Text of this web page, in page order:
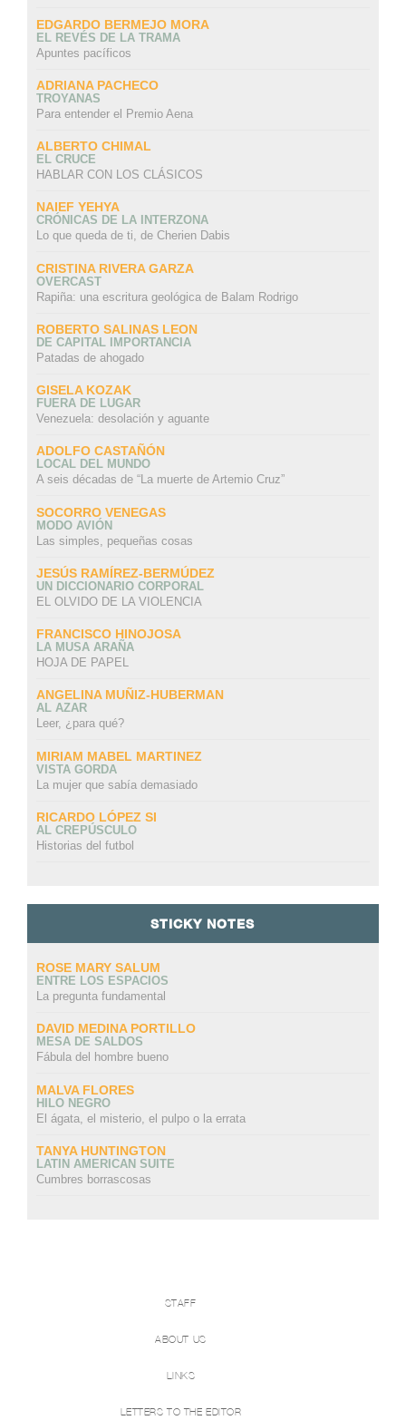
EDGARDO BERMEJO MORA
EL REVÉS DE LA TRAMA
Apuntes pacíficos
ADRIANA PACHECO
TROYANAS
Para entender el Premio Aena
ALBERTO CHIMAL
EL CRUCE
HABLAR CON LOS CLÁSICOS
NAIEF YEHYA
CRÓNICAS DE LA INTERZONA
Lo que queda de ti, de Cherien Dabis
CRISTINA RIVERA GARZA
OVERCAST
Rapiña: una escritura geológica de Balam Rodrigo
ROBERTO SALINAS LEON
DE CAPITAL IMPORTANCIA
Patadas de ahogado
GISELA KOZAK
FUERA DE LUGAR
Venezuela: desolación y aguante
ADOLFO CASTAÑÓN
LOCAL DEL MUNDO
A seis décadas de “La muerte de Artemio Cruz”
SOCORRO VENEGAS
MODO AVIÓN
Las simples, pequeñas cosas
JESÚS RAMÍREZ-BERMÚDEZ
UN DICCIONARIO CORPORAL
EL OLVIDO DE LA VIOLENCIA
FRANCISCO HINOJOSA
LA MUSA ARAÑA
HOJA DE PAPEL
ANGELINA MUÑIZ-HUBERMAN
AL AZAR
Leer, ¿para qué?
MIRIAM MABEL MARTINEZ
VISTA GORDA
La mujer que sabía demasiado
RICARDO LÓPEZ SI
AL CREPÚSCULO
Historias del futbol
STICKY NOTES
ROSE MARY SALUM
ENTRE LOS ESPACIOS
La pregunta fundamental
DAVID MEDINA PORTILLO
MESA DE SALDOS
Fábula del hombre bueno
MALVA FLORES
HILO NEGRO
El ágata, el misterio, el pulpo o la errata
TANYA HUNTINGTON
LATIN AMERICAN SUITE
Cumbres borrascosas
STAFF
ABOUT US
LINKS
LETTERS TO THE EDITOR